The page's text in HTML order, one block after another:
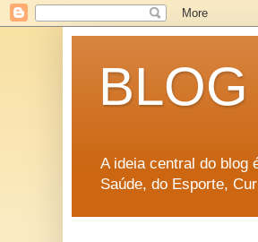
A ideia central do blog
Saúde, do Esporte,